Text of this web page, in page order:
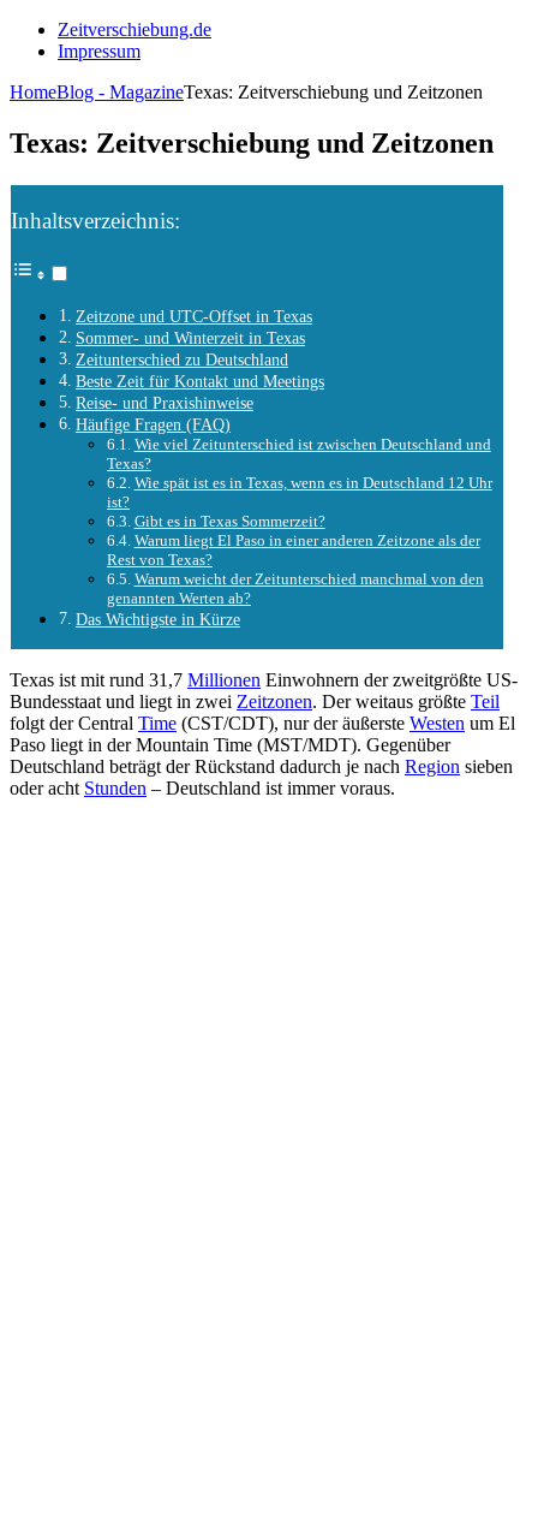
Zeitverschiebung.de
Impressum
HomeBlog - MagazineTexas: Zeitverschiebung und Zeitzonen
Texas: Zeitverschiebung und Zeitzonen
Inhaltsverzeichnis:
Zeitzone und UTC-Offset in Texas
Sommer- und Winterzeit in Texas
Zeitunterschied zu Deutschland
Beste Zeit für Kontakt und Meetings
Reise- und Praxishinweise
Häufige Fragen (FAQ)
Wie viel Zeitunterschied ist zwischen Deutschland und
Texas?
Wie spät ist es in Texas, wenn es in Deutschland 12 Uhr
ist?
Gibt es in Texas Sommerzeit?
Warum liegt El Paso in einer anderen Zeitzone als der
Rest von Texas?
Warum weicht der Zeitunterschied manchmal von den
genannten Werten ab?
Das Wichtigste in Kürze
Texas ist mit rund 31,7 Millionen Einwohnern der zweitgrößte US-
Bundesstaat und liegt in zwei Zeitzonen. Der weitaus größte Teil
folgt der Central Time (CST/CDT), nur der äußerste Westen um El
Paso liegt in der Mountain Time (MST/MDT). Gegenüber
Deutschland beträgt der Rückstand dadurch je nach Region sieben
oder acht Stunden – Deutschland ist immer voraus.